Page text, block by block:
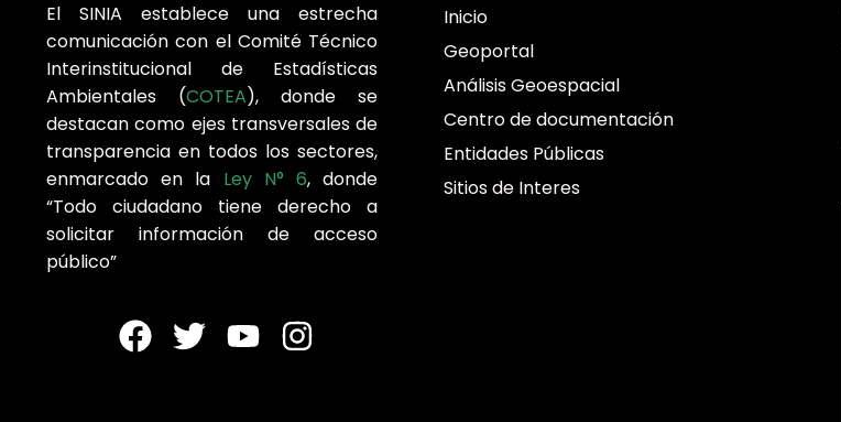
El SINIA establece una estrecha
comunicación con el Comité Técnico
Interinstitucional de Estadísticas
Ambientales (COTEA), donde se
destacan como ejes transversales de
transparencia en todos los sectores,
enmarcado en la Ley N° 6, donde
“Todo ciudadano tiene derecho a
solicitar información de acceso
público”
Inicio
Geoportal
Análisis Geoespacial
Centro de documentación
Entidades Públicas
Sitios de Interes